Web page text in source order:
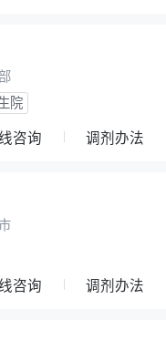
院
咨询 调剂办法
咨询 调剂办法